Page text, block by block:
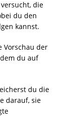
die
du den
kannst.
Vorschau der
du auf
du die
darauf, sie